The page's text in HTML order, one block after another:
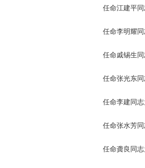
任命江建平同志
任命李明耀同志
任命戚锡生同
任命张光东同
任命李建同志
任命张水芳同
任命龚良同志为